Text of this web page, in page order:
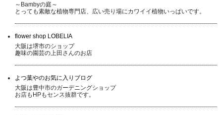
～Bambyの庭～
とっても素敵な植物専門店、広い売り場にカワイイ植物いっぱいです。
flower shop LOBELIA
大阪は堺市のショップ
趣味の園芸の上田さんのお店
よつ葉やのお気に入りブログ
大阪は豊中市のガーデニングショップ
お店もHPもセンス抜群です。